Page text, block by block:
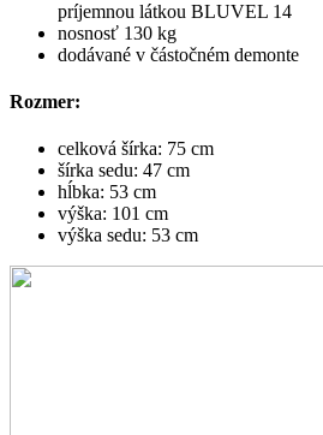
príjemnou látkou BLUVEL 14
nosnosť 130 kg
dodávané v částočném demonte
Rozmer:
celková šírka: 75 cm
šírka sedu: 47 cm
hĺbka: 53 cm
výška: 101 cm
výška sedu: 53 cm